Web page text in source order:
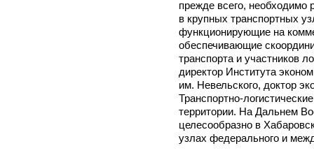
прежде всего, необходимо
в крупных транспортных
функционирующие на
обеспечивающие
транспорта и участников
директор Института
им. Невельского, доктор
Транспортно-
территории. На Дальнем
целесообразно в
узлах федерального и